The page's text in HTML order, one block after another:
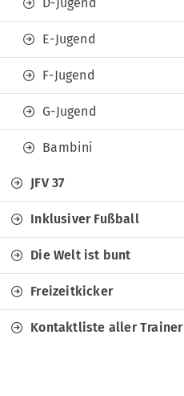
E-Jugend
F-Jugend
G-Jugend
Bambini
JFV 37
Inklusiver Fußball
Die Welt ist bunt
Freizeitkicker
Kontaktliste aller Trainer